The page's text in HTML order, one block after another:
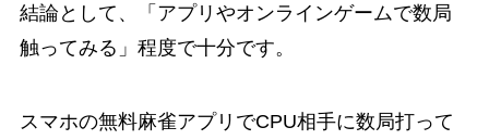
結論として、「アプリやオンラインゲームで数局
触ってみる」程度で十分です。
スマホの無料麻雀アプリでCPU相手に数局打って